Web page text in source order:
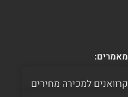
מאמרים:
קרוואנים למכירה מחירים